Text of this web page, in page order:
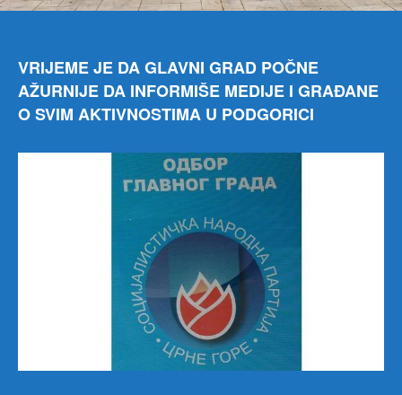
VRIJEME JE DA GLAVNI GRAD POČNE
AŽURNIJE DA INFORMIŠE MEDIJE I GRAĐANE
O SVIM AKTIVNOSTIMA U PODGORICI